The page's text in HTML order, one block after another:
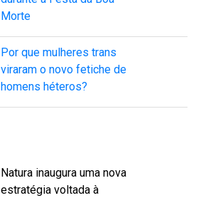
Morte
Por que mulheres trans
viraram o novo fetiche de
homens héteros?
Natura inaugura uma nova
estratégia voltada à